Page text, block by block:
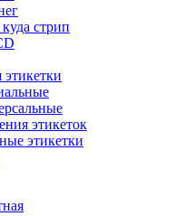
стрип
этикеток
этикетки